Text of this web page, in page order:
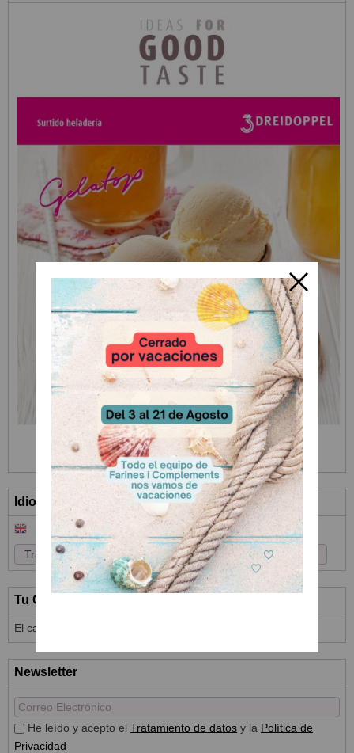
Idioma
Tu Carrito (0)
El carrito de la compra está vacío
Newsletter
He leído y acepto el Tratamiento de datos y la Política de
Privacidad